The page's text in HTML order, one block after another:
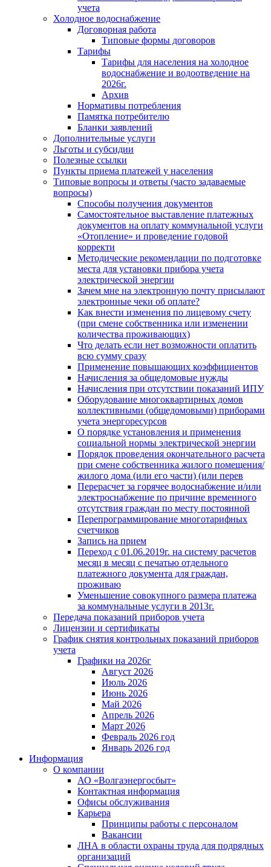
учета
Холодное водоснабжение
Договорная работа
Типовые формы договоров
Тарифы
Тарифы для населения на холодное
водоснабжение и водоотведение на
2026г.
Архив
Нормативы потребления
Памятка потребителю
Бланки заявлений
Дополнительные услуги
Льготы и субсидии
Полезные ссылки
Пункты приема платежей у населения
Типовые вопросы и ответы (часто задаваемые
вопросы)
Способы получения документов
Самостоятельное выставление платежных
документов на оплату коммунальной услуги
«Отопление» и проведение годовой
корректи
Методические рекомендации по подготовке
места для установки прибора учета
электрической энергии
Зачем мне на электронную почту присылают
электронные чеки об оплате?
Как внести изменения по лицевому счету
(при смене собственника или изменении
количества проживающих)
Что делать если нет возможности оплатить
всю сумму сразу
Применение повышающих коэффициентов
Начисления за общедомовые нужды
Начисления при отсутствии показаний ИПУ
Оборудование многоквартирных домов
коллективными (общедомовыми) приборами
учета энергоресурсов
О порядке установления и применения
социальной нормы электрической энергии
Порядок проведения окончательного расчета
при смене собственника жилого помещения/
жилого дома (или его части) (или перев
Перерасчет за горячее водоснабжение и/или
электроснабжение по причине временного
отсутствия граждан по месту постоянной
Перепрограммирование многотарифных
счетчиков
Запись на прием
Переход с 01.06.2019г. на систему расчетов
месяц в месяц с печатью отдельного
платежного документа для граждан,
проживаю
Уменьшение совокупного размера платежа
за коммунальные услуги в 2013г.
Передача показаний приборов учета
Лицензии и сертификаты
График снятия контрольных показаний приборов
учета
Графики на 2026г
Август 2026
Июль 2026
Июнь 2026
Май 2026
Апрель 2026
Март 2026
Февраль 2026 год
Январь 2026 год
Информация
О компании
АО «Волгаэнергосбыт»
Контактная информация
Офисы обслуживания
Карьера
Принципы работы с персоналом
Вакансии
ЛНА в области охраны труда для подрядных
организаций